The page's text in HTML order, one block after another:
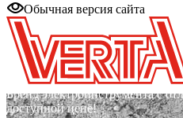
Обычная версия сайта
Бренд электроинструмента с
доступной цене!